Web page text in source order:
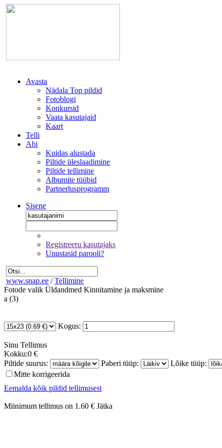
Avasta
Nädala Top pildid
Fotoblogi
Konkursid
Vaata kasutajaid
Kaart
Telli
Abi
Kuidas alustada
Piltide üleslaadimine
Piltide tellimine
Albumite tüübid
Partnerlusprogramm
Sisene
Registreeru kasutajaks
Unustasid parooli?
www.snap.ee / Tellimine
Fotode valik Üldandmed Kinnitamine ja maksmine
a (3)
Kogus:
Sinu Tellimus
Kokku:0 €
Piltide suurus:
Paberi tüüp:
Lõike tüüp:
Mitte korrigeerida
Eemalda kõik pildid tellimusest
Miinimum tellimus on 1.60 € Jätka